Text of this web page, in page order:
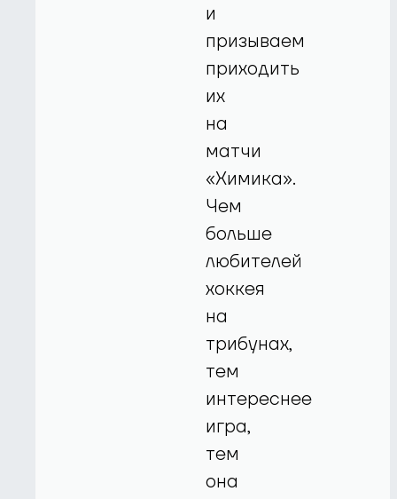
и
призываем
приходить
их
на
матчи
«Химика».
Чем
больше
любителей
хоккея
на
трибунах,
тем
интереснее
игра,
тем
она